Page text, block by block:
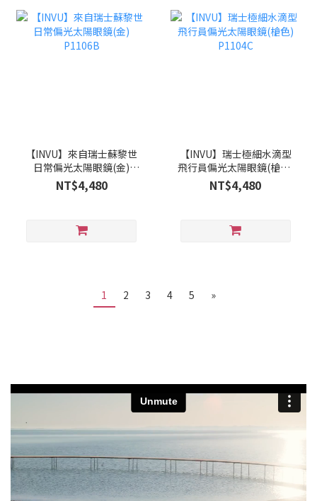
【INVU】來自瑞士蘇黎世
日常偏光太陽眼鏡(金)
P1106B
NT$4,480
【INVU】瑞士極細水滴型
飛行員偏光太陽眼鏡(槍色)
P1104C
NT$4,480
1 2 3 4 5 »